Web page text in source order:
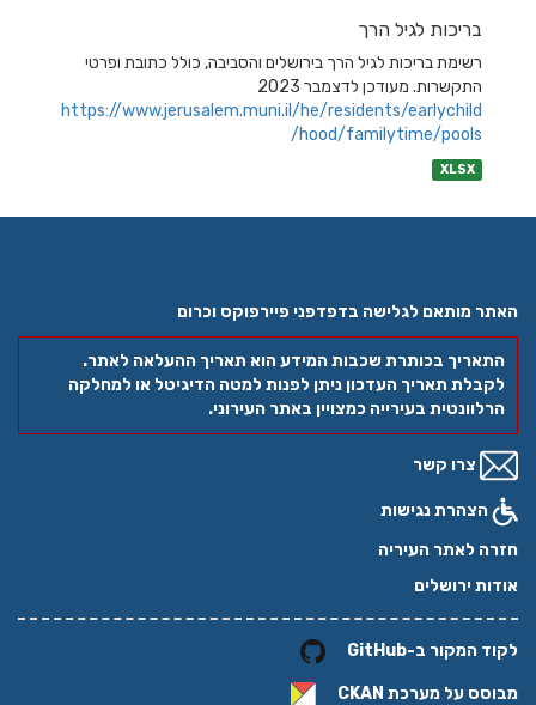
בריכות לגיל הרך
רשימת בריכות לגיל הרך בירושלים והסביבה, כולל כתובת ופרטי
התקשרות. מעודכן לדצמבר 2023
https://www.jerusalem.muni.il/he/residents/earlychild
hood/familytime/pools/
XLSX
האתר מותאם לגלישה בדפדפני פיירפוקס וכרום
התאריך בכותרת שכבות המידע הוא תאריך ההעלאה לאתר.
לקבלת תאריך העדכון ניתן לפנות למטה הדיגיטל או למחלקה
הרלוונטית בעירייה כמצויין באתר העירוני.
צרו קשר
הצהרת נגישות
חזרה לאתר העיריה
אודות ירושלים
לקוד המקור ב-GitHub
מבוסס על מערכת CKAN